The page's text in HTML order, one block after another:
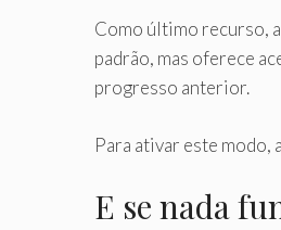
Como último recurso,
padrão, mas oferece
progresso anterior.
Para ativar este modo,
E se nada